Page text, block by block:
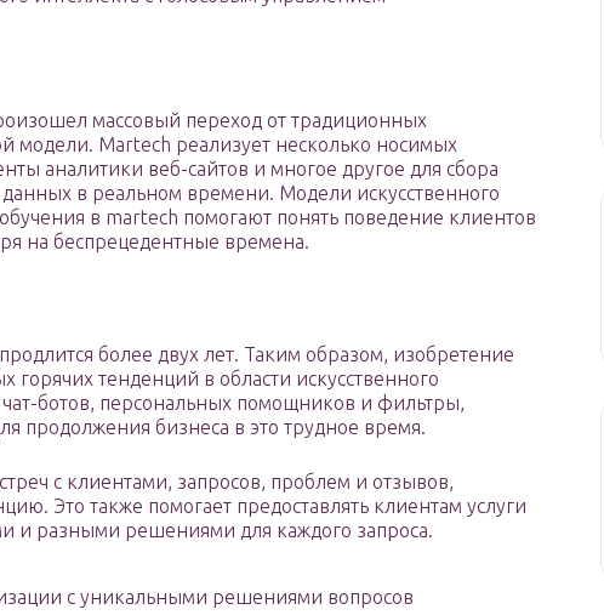
массовый переход от традиционных
модели. Martech реализует несколько носимых
аналитики веб-сайтов и многое другое для сбора
в реальном времени. Модели искусственного
в martech помогают понять поведение клиентов
на беспрецедентные времена.
более двух лет. Таким образом, изобретение
горячих тенденций в области искусственного
ботов, персональных помощников и фильтры,
продолжения бизнеса в это трудное время.
с клиентами, запросов, проблем и отзывов,
Это также помогает предоставлять клиентам услуги
и разными решениями для каждого запроса.
с уникальными решениями вопросов